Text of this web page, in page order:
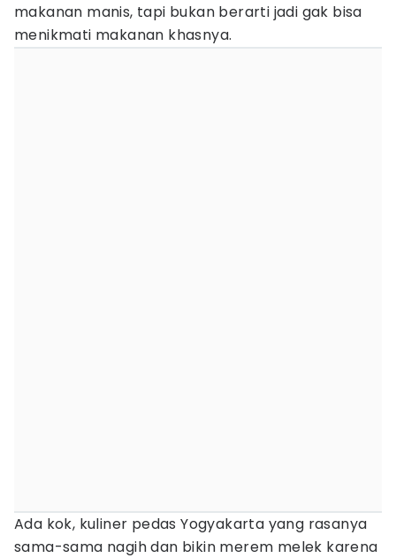
makanan manis, tapi bukan berarti jadi gak bisa
menikmati makanan khasnya.
Ada kok, kuliner pedas Yogyakarta yang rasanya
sama-sama nagih dan bikin merem melek karena